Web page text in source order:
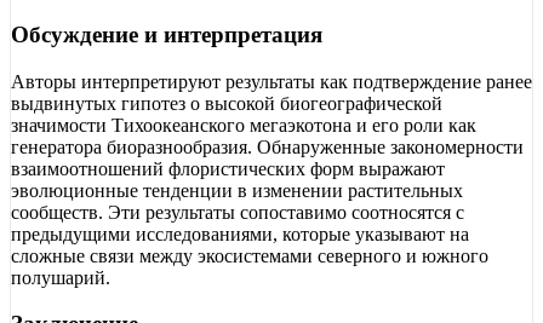
Обсуждение и интерпретация
Авторы интерпретируют результаты как подтверждение ранее
выдвинутых гипотез о высокой биогеографической
значимости Тихоокеанского мегаэкотона и его роли как
генератора биоразнообразия. Обнаруженные закономерности
взаимоотношений флористических форм выражают
эволюционные тенденции в изменении растительных
сообществ. Эти результаты сопоставимо соотносятся с
предыдущими исследованиями, которые указывают на
сложные связи между экосистемами северного и южного
полушарий.